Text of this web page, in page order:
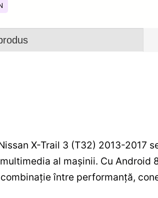
X-Trail 3 (T32) 2013-2017
al mașinii. Cu Android
între performanță,